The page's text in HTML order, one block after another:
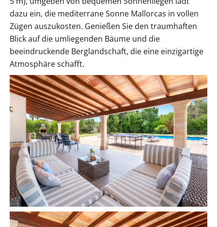
dazu ein, die mediterrane Sonne Mallorcas in vollen
Zügen auszukosten. Genießen Sie den traumhaften
Blick auf die umliegenden Bäume und die
beeindruckende Berglandschaft, die eine einzigartige
Atmosphäre schafft.